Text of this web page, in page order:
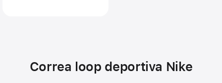
Correa loop deportiva Nike